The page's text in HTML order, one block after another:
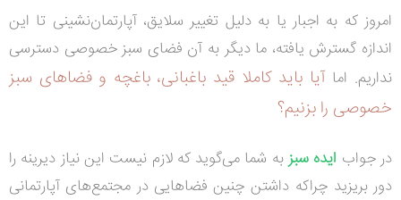
امروز که به اجبار یا به دلیل تغییر سلایق، آپارتمان‌نشینی تا این
اندازه گسترش یافته، ما دیگر به آن فضای سبز خصوصی دسترسی
نداریم. اما آیا باید کاملا قید باغبانی، باغچه و فضاهای سبز
خصوصی را بزنیم؟
در جواب ایده سبزبه شما می‌گوید که لازم نیست این نیاز دیرینه را
دور بریزید چراکه داشتن چنین فضاهایی در مجتمع‌های آپارتمانی